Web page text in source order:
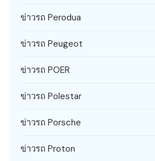
ข่าวรถ Perodua
ข่าวรถ Peugeot
ข่าวรถ POER
ข่าวรถ Polestar
ข่าวรถ Porsche
ข่าวรถ Proton